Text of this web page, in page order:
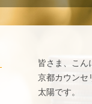
皆さま、こん
京都カウンセ
太陽です。